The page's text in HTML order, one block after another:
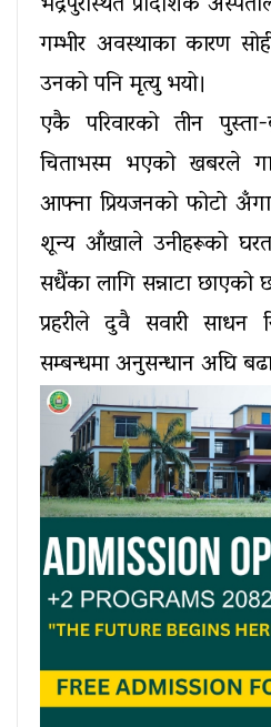
गम्भीर अवस्थाका कारण
उनको पनि मृत्यु भयो।
एकै परिवारको तीन
चिताभस्म भएको खबरले
आफ्ना प्रियजनको फोटो
शून्य आँखाले उनीहरूको
सधैंका लागि सन्नाटा छाएको
प्रहरीले दुवै सवारी साधन
सम्बन्धमा अनुसन्धान अघि